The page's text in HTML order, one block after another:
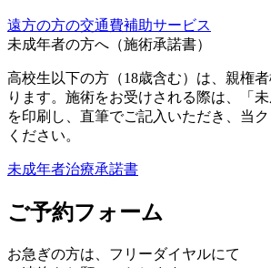
遠方の方の交通費補助サービス
未成年者の方へ（施術承諾書）
高校生以下の方（18歳含む）は、親権
ります。施術をお受けされる際は、「未
を印刷し、直筆でご記入いただき、当
ください。
未成年者治療承諾書
ご予約フォーム
お急ぎの方は、 フリーダイヤルにて